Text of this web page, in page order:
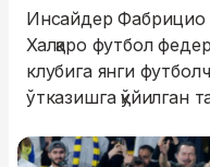
Инсайдер Фабрицио
Халқаро футбол
клубига янги
ўтказишга қўйилган